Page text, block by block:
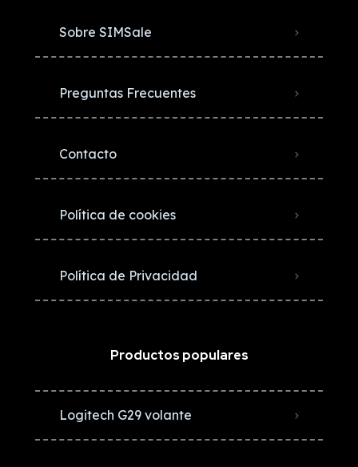
Sobre SIMSale
Preguntas Frecuentes
Contacto
Política de cookies
Política de Privacidad
Productos populares
Logitech G29 volante